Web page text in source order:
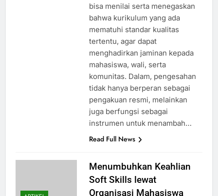
bisa menilai serta menegaskan
bahwa kurikulum yang ada
mematuhi standar kualitas
tertentu, agar dapat
menghadirkan jaminan kepada
mahasiswa, wali, serta
komunitas. Dalam, pengesahan
tidak hanya berperan sebagai
pengakuan resmi, melainkan
juga berfungsi sebagai
instrumen untuk menambah…
Read Full News
Menumbuhkan Keahlian
Soft Skills lewat
Organisasi Mahasiswa